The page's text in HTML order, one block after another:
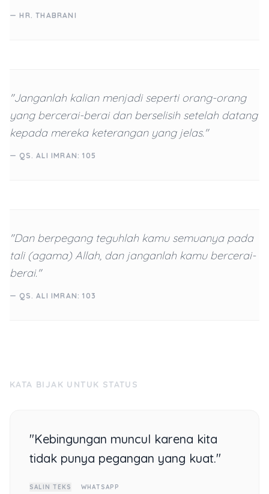
— HR. THABRANI
"Janganlah kalian menjadi seperti orang-orang
yang bercerai-berai dan berselisih setelah datang
kepada mereka keterangan yang jelas."
— QS. ALI IMRAN: 105
"Dan berpegang teguhlah kamu semuanya pada
tali (agama) Allah, dan janganlah kamu bercerai-
berai."
— QS. ALI IMRAN: 103
KATA BIJAK UNTUK STATUS
"Kebingungan muncul karena kita
tidak punya pegangan yang kuat."
SALIN TEKS WHATSAPP